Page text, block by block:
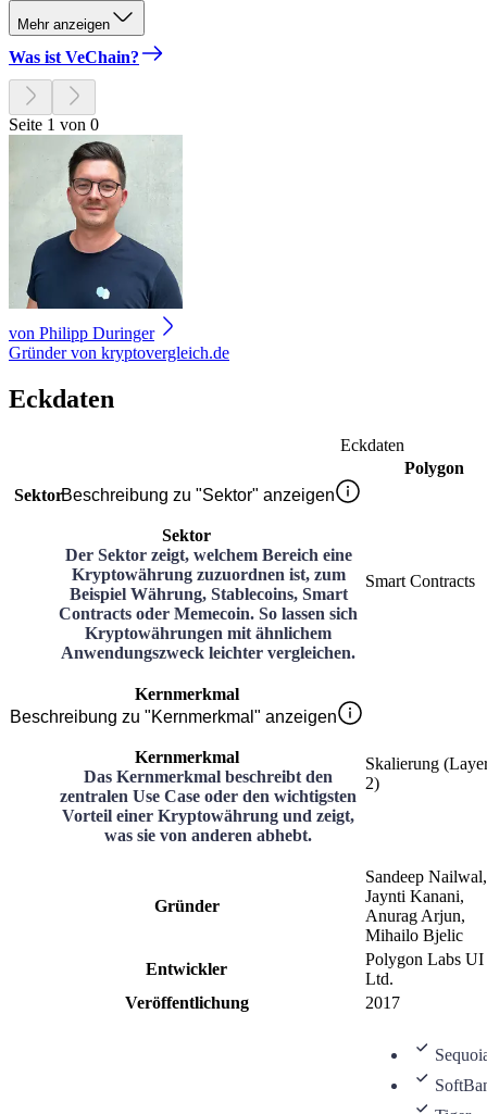
Mehr anzeigen
Was ist VeChain?
Seite 1 von 0
von Philipp Duringer
Gründer von kryptovergleich.de
Eckdaten
Eckdaten
Polygon
SektorBeschreibung zu "Sektor" anzeigen
Sektor
Der Sektor zeigt, welchem Bereich eine
Kryptowährung zuzuordnen ist, zum
Beispiel Währung, Stablecoins, Smart
Contracts oder Memecoin. So lassen sich
Kryptowährungen mit ähnlichem
Anwendungszweck leichter vergleichen.
Smart Contracts
Kernmerkmal
Beschreibung zu "Kernmerkmal" anzeigen
Kernmerkmal
Das Kernmerkmal beschreibt den
zentralen Use Case oder den wichtigsten
Vorteil einer Kryptowährung und zeigt,
was sie von anderen abhebt.
Skalierung
2)
Gründer
Sandeep Nailwal,
Jaynti Kanani,
Anurag Arjun,
Mihailo Bjelic
Entwickler
Polygon Labs UI
Ltd.
Veröffentlichung
2017